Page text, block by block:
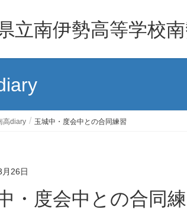
立南伊勢高等学校
高diary 玉城中・度会中との合同練習
26日
中・度会中との合同